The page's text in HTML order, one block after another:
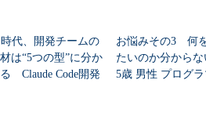
代、開発チームの
は“5つの型”に分か
Claude Code開発
お悩みその3 何
たいのか分からな
5歳 男性 プログラ